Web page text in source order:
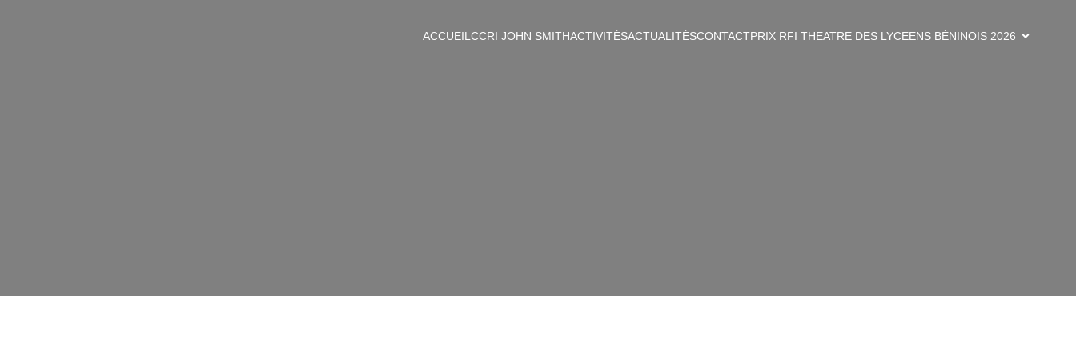
ACCUEIL CCRI JOHN SMITHACTIVITÉSACTUALITÉSCONTACTPRIX RFI THEATRE DES LYCEENS BÉNINOIS 2026